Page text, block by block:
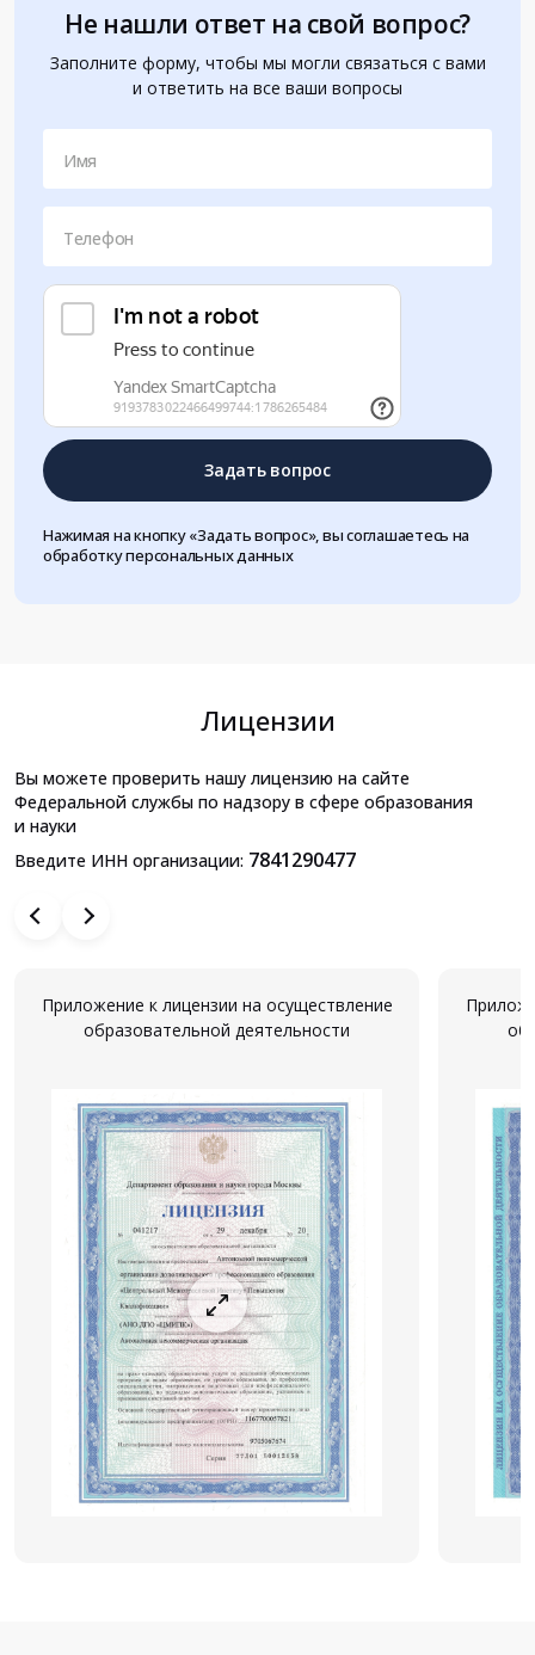
Не нашли ответ на свой вопрос?
Заполните форму, чтобы мы могли связаться с вами
и ответить на все ваши вопросы
Имя
Телефон
Задать вопрос
Нажимая на кнопку «Задать вопрос», вы соглашаетесь на
обработку персональных данных
Лицензии
Вы можете проверить нашу лицензию на сайте
Федеральной службы по надзору в сфере образования
и науки
Введите ИНН организации: 7841290477
Приложение к лицензии на осуществление
образовательной деятельности